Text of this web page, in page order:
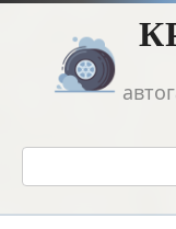
Перейти
контенту
Поиск: